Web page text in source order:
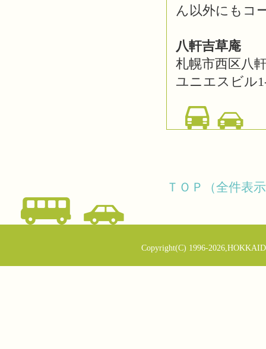
ん以外にもコ
八軒吉草庵
札幌市西区八
ユニエスビル
ＴＯＰ（全件表
Copyright(C) 1996-